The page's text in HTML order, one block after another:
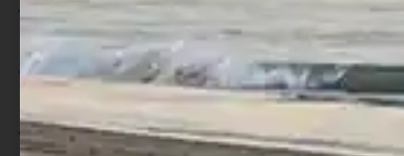
Per ogni acquisto accumuli ulteriori
punti;
Utilizza i punti per ricevere uno
I punti sono indicati nella pagina